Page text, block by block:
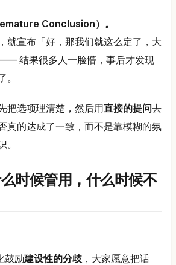
Conclusion）。
就宣布「好，那我们就这么定了，大
结果很多人一脸懵，事后才发现
把选项理清楚，然后用直接的提问去
真的达成了一致，而不是靠模糊的氛
时候管用，什么时候不
鼓励建设性的分歧 ，大家愿意把话